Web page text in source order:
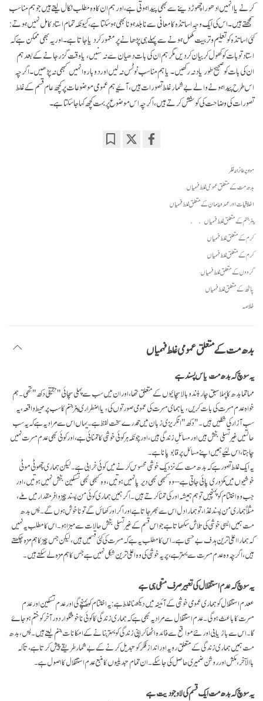
کرنے یا انہیں ادھورا چھوڑ دینے سے بھی پیدا ہوتی ہے، اور ہم ان کا وہ مطلب نکال لیتے ہیں جو ہم مناسب
سمجھتے ہیں۔ اس کی ایک وجہ اساتذہ کا معانی سے نا بلد ہونا بھی ہو سکتا ہے، کیونکہ تمام استاد کامل نہیں ہوتے:
کئی اساتذہ کو تعلیم و تربیت مکمل ہونے سے پہلے ہی پڑھانے پر معمور کر دیا جاتا ہے۔ اوریہ بھی ممکن ہے کہ
استاد تو بات کو کھول کر بیان کر دیں مگر ہم ان کی بات دھیان سے نہ سنیں، یا وقت گزر جانے کے بعد ہم
ان کی بات کو صحیح طور یاد نہ رکھیں۔ یا ہم مناسب نوٹس نہ لیں اور دوبارہ انہیں کبھی نہ پڑھیں۔ اگرچہ
اس طرح پیدا ہونے والے بے شمار غلط تصورات ہیں، آئیے ہم عمومی موضوعات پر کچھ عام قسم کے غلط
تصورات کی وضاحت کی کوشش کرتے ہیں، اگرچہ اس موضوع پر بہت کچھ کہا جا سکتا ہے۔
مواد پر طائرانہ نظر
بدھ مت کے متعلق عمومی غلط فہمیاں
اخلاقیات اور عہد و پیمان کے متعلق غلط فہمیاں
پنر جنم کے متعلق غلط فہمیاں
کرم کے متعلق غلط فہمیاں
کرم کے متعلق غلط فہمیاں
گرووں کے متعلق غلط فہمیاں
پاٹھ کے متعلق غلط فہمیاں
خلاصہ
بدھ مت کے متعلق عمومی غلط فہمیاں
یہ سوچ کہ بدھ مت یاس پسند ہے
مہاتما بدھ کا پہلا سبق چار بلند و بالا سچائیوں کے متعلق تھا، اور ان میں سب سے پہلی سچائی "حقیقی دکھ" تھی۔ ہم
خواہ عدم مسرت کی بات کریں، یا ہمای مسرت کی عمومی صورتوں کی، یا اضطراری پنر جنم کا سب پر محیط واقعہ، یہ
سب آزار کی شکلیں ہیں۔ "دکھ" انگریزی زبان میں قدرے سخت لفظ ہے۔ یہاں اس سے مراد یہ ہے کہ یہ سب
حالتیں غیر تسلی بخش ہیں اور مسائلِ زندگی ہیں، اور چونکہ ہر کوئی خوشی کا تمنائی ہے، اور کوئی بھی عدم مسرت نہیں
چاہتا، اس لئیے ہمیں اپنے مسائل پر قابو پانا ہے۔
یہ ایک غلط تصور ہے کہ بدھ مت کے نزدیک خوشی محسوس کرنے میں کوئی خرابی ہے۔ لیکن ہماری چھوٹی موٹی
خوشیوں میں کمزوری پائی جاتی ہے – وہ کبھی بھی دیرپا نہیں ہوتیں، وہ کبھی بھی تسکین بخش نہیں ہوتیں، اور
جب وہ اختتام کو پہنچیں تو ہم ہمیشہ اور کی تمنا کرتے ہیں۔ اگر ہمیں ہماری کوئی من پسند چیز وافر مقدار میں ملے،
مثلاً ہماری من پسند غذا، تو ہمارا دل اس سے بھر جاتا ہے اور اگر اور کھائں گے تو ناخوش ہوں گے۔ پس بدھ
مت ہمیں ایسی خوشی کی تلاش سکھاتا ہے جو اس قسم کے غیر تسلی بخش حالات سے مبرّا ہو۔ اس کا مطلب یہ نہیں
کہ ہمارا اعلیٰ ترین ہدف بے حسی ہے۔ اس کا مطلب یہ ہے کہ مسرت کی کئی قسمیں ہیں، لیکن جس چیز کا ہم مزہ چکھتے
ہیں، اگرچہ وہ عدم مسرت سے بہتر ہے، پر یہ خوشی کی وہ اعلیٰ ترین شکل نہیں ہے جس کا ہم مزہ لے سکتے ہیں۔
یہ سوچ کہ عدم استقلال کی تعبیر صرف منفی ہی ہے
ععدم استقلال کو ہماری عمومی خوشی کے آئینہ میں دیکھنا غلط ہے: یہ اختتام کو پہنچے گی اور عدم تسکین اور عدم
مسرت کا باعث ہو گی۔ عدم استقلال سے مراد یہ بھی ہے کہ ہماری زندگی کا کوئی ناخوشگوار دور آخر کو ختم ہو جاۓ
گا۔ اس سے بازیابی اور نئے مواقع سے فائدہ اٹھا کر اپنی زندگی کو بہتر بنانے کے امکانات جنم لیتے ہیں۔ پس، بدھ
مت ہمیں ہماری زندگی کے متعلق رویہ اور انداز فکر کو تبدیل کرنے کے بے شمار طریقے پیش کرتا ہے، تا کہ
باالآخر، مکش اور روشن ضمیری حاصل کی جا سکے۔ ان تمام تبدیلیوں کا منبع عدم استقلال کا اصول ہے۔
یہ سوچ کہ بدھ مت ایک قسم کی لا وجودیت ہے